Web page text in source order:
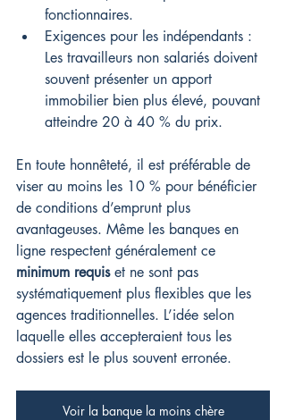
fonctionnaires.
Exigences pour les indépendants :
Les travailleurs non salariés doivent
souvent présenter un apport
immobilier bien plus élevé, pouvant
atteindre 20 à 40 % du prix.
En toute honnêteté, il est préférable de
viser au moins les 10 % pour bénéficier
de conditions d’emprunt plus
avantageuses. Même les banques en
ligne respectent généralement ce
minimum requis et ne sont pas
systématiquement plus flexibles que les
agences traditionnelles. L’idée selon
laquelle elles accepteraient tous les
dossiers est le plus souvent erronée.
Voir la banque la moins chère